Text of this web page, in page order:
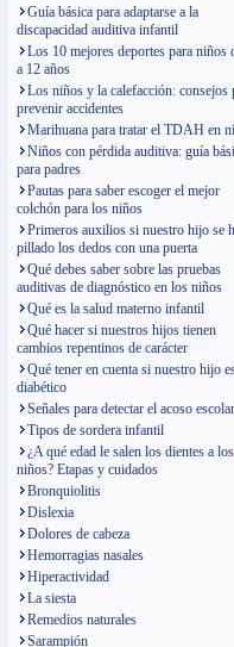
Guía básica para adaptarse a la
discapacidad auditiva infantil
Los 10 mejores deportes para niños
a 12 años
Los niños y la calefacción: consejos
prevenir accidentes
Marihuana para tratar el TDAH en
Niños con pérdida auditiva: guía
para padres
Pautas para saber escoger el mejor
colchón para los niños
Primeros auxilios si nuestro hijo se
pillado los dedos con una puerta
Qué debes saber sobre las pruebas
auditivas de diagnóstico en los niños
Qué es la salud materno infantil
Qué hacer si nuestros hijos tienen
cambios repentinos de carácter
Qué tener en cuenta si nuestro hijo
diabético
Señales para detectar el acoso escolar
Tipos de sordera infantil
¿A qué edad le salen los dientes a los
niños? Etapas y cuidados
Bronquiolitis
Dislexia
Dolores de cabeza
Hemorragias nasales
Hiperactividad
La siesta
Remedios naturales
Sarampión